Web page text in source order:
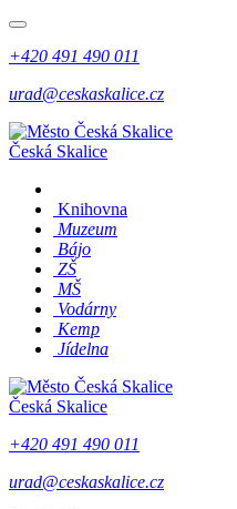
+420 491 490 011
urad@ceskaskalice.cz
Česká Skalice
Knihovna
Muzeum
Bájo
ZŠ
MŠ
Vodárny
Kemp
Jídelna
Česká Skalice
+420 491 490 011
urad@ceskaskalice.cz